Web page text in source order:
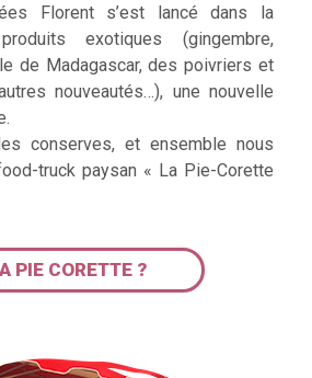
Florent s’est lancé dans la
exotiques (gingembre,
de Madagascar, des poivriers et
nouveautés…), une nouvelle
conserves, et ensemble nous
truck paysan « La Pie-Corette
PIE CORETTE ?